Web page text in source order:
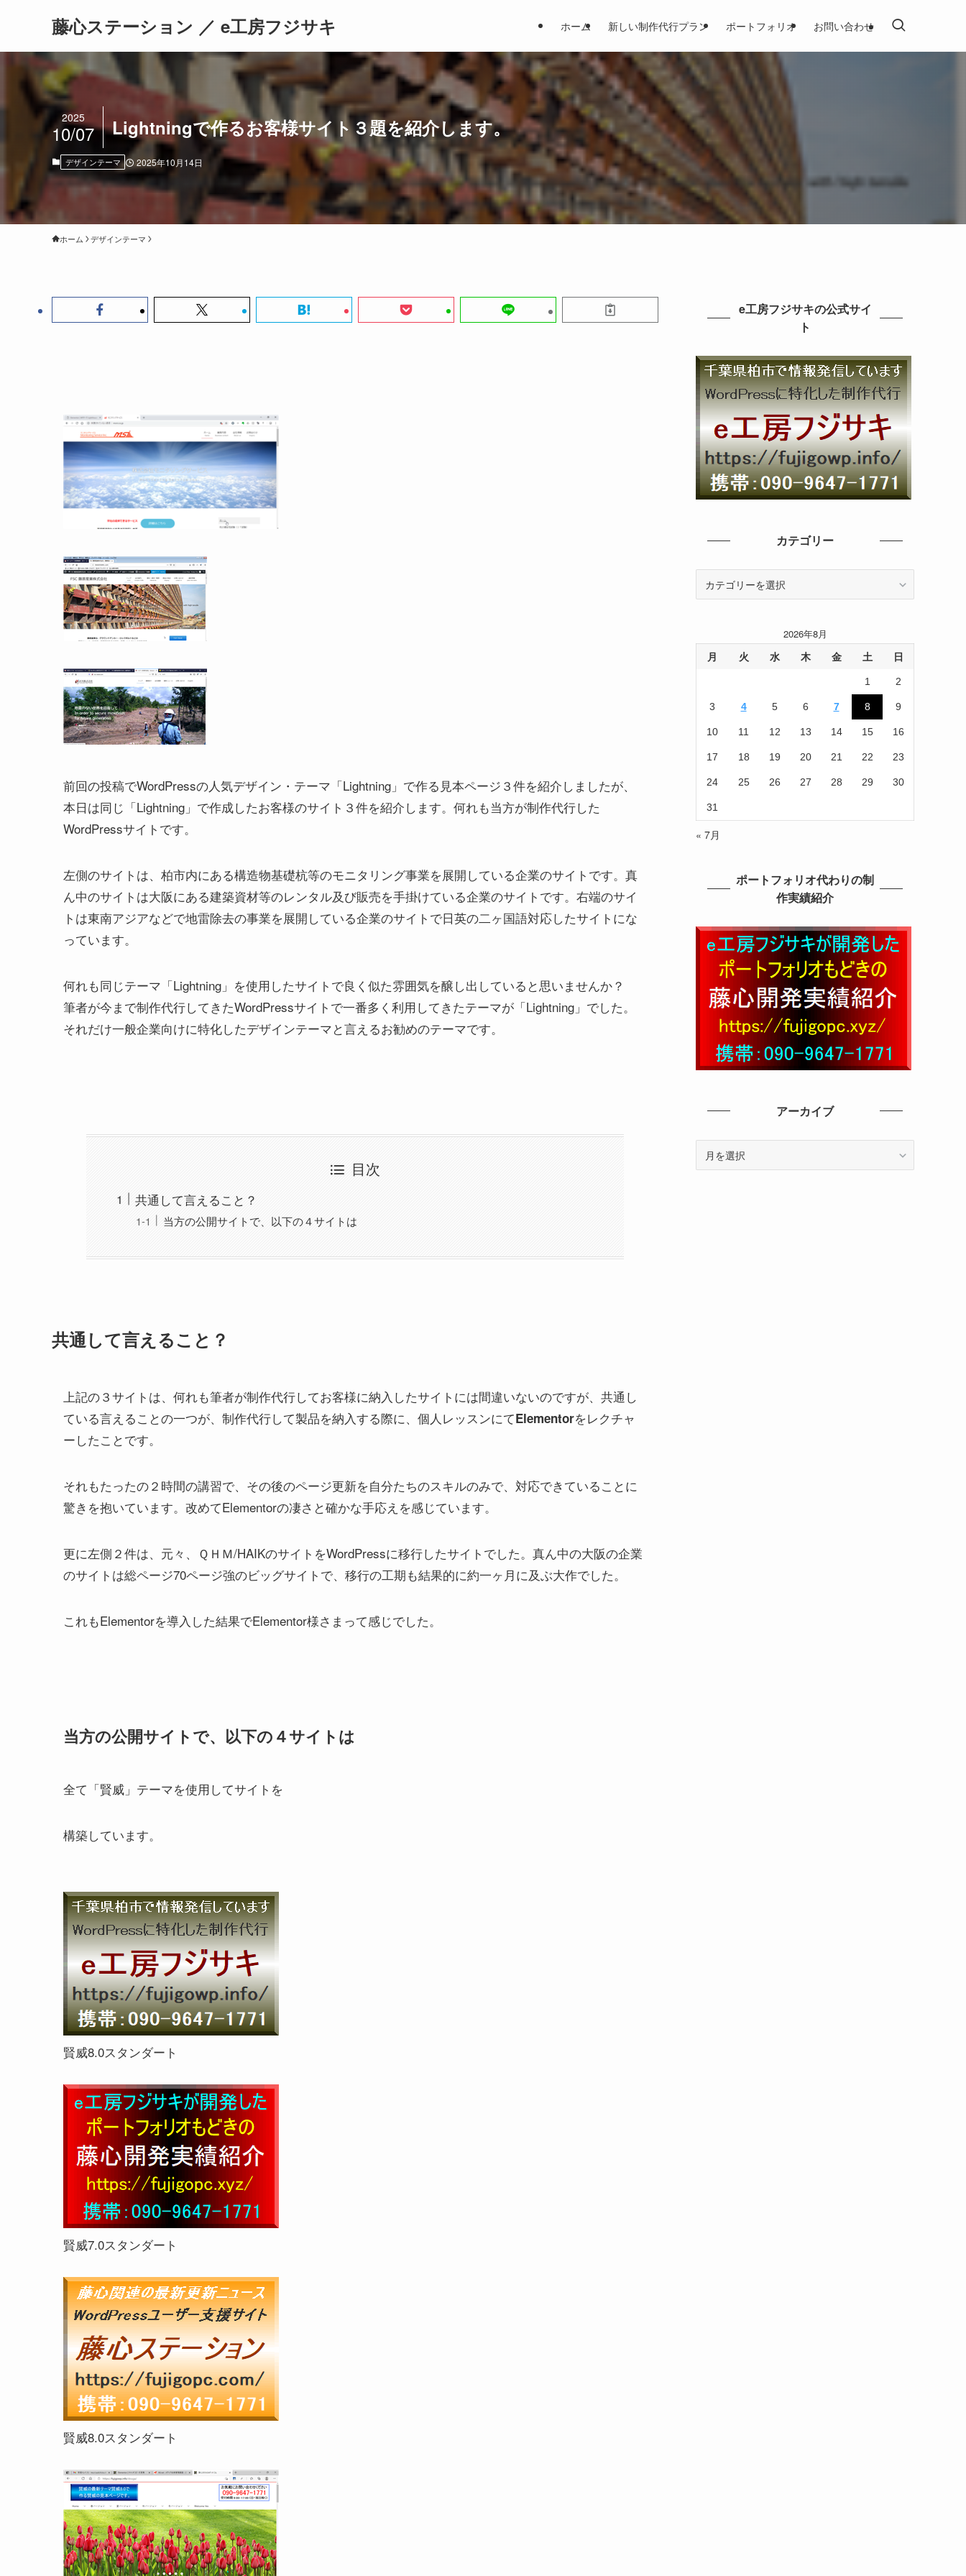
藤心ステーション ／ e工房フジサキ ホーム 新しい制作代行プラン ポートフォリオ お問い合わせ
Lightningで作るお客様サイト３題を紹介します。
2025
10/07
デザインテーマ 2025年10月14日
ホーム デザインテーマ
前回の投稿でWordPressの人気デザイン・テーマ「Lightning」で作る見本ページ３件を紹介しましたが、
本日は同じ「Lightning」で作成したお客様のサイト３件を紹介します。何れも当方が制作代行した
WordPressサイトです。
左側のサイトは、柏市内にある構造物基礎杭等のモニタリング事業を展開している企業のサイトです。真
ん中のサイトは大阪にある建築資材等のレンタル及び販売を手掛けている企業のサイトです。右端のサイ
トは東南アジアなどで地雷除去の事業を展開している企業のサイトで日英の二ヶ国語対応したサイトにな
っています。
何れも同じテーマ「Lightning」を使用したサイトで良く似た雰囲気を醸し出していると思いませんか？
筆者が今まで制作代行してきたWordPressサイトで一番多く利用してきたテーマが「Lightning」でした。
それだけ一般企業向けに特化したデザインテーマと言えるお勧めのテーマです。
目次
共通して言えること？
当方の公開サイトで、以下の４サイトは
共通して言えること？
上記の３サイトは、何れも筆者が制作代行してお客様に納入したサイトには間違いないのですが、共通し
ている言えることの一つが、制作代行して製品を納入する際に、個人レッスンにてElementorをレクチャ
ーしたことです。
それもたったの２時間の講習で、その後のページ更新を自分たちのスキルのみで、対応できていることに
驚きを抱いています。改めてElementorの凄さと確かな手応えを感じています。
更に左側２件は、元々、ＱＨＭ/HAIKのサイトをWordPressに移行したサイトでした。真ん中の大阪の企業
のサイトは総ページ70ページ強のビッグサイトで、移行の工期も結果的に約一ヶ月に及ぶ大作でした。
これもElementorを導入した結果でElementor様さまって感じでした。
当方の公開サイトで、以下の４サイトは
全て「賢威」テーマを使用してサイトを
構築しています。
賢威8.0スタンダート
賢威7.0スタンダート
賢威8.0スタンダート
e工房フジサキの公式サイ
ト
カテゴリー
ー
2026年8月
月 火 水 木 金 土 日
1 2
3 4 5 6 7 8 9
10 11 12 13 14 15 16
17 18 19 20 21 22 23
24 25 26 27 28 29 30
31
« 7月
ポートフォリオ代わりの制
作実績紹介
アーカイブ